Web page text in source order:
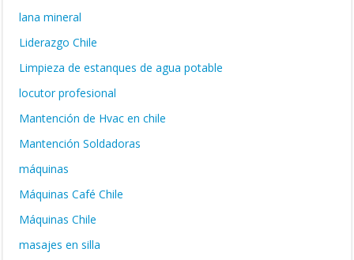
lana mineral
Liderazgo Chile
Limpieza de estanques de agua potable
locutor profesional
Mantención de Hvac en chile
Mantención Soldadoras
máquinas
Máquinas Café Chile
Máquinas Chile
masajes en silla